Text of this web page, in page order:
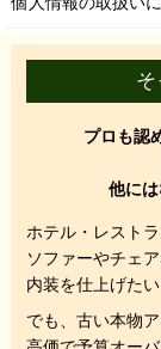
プロも認
他に
ホテル・レスト
ソファーやチェ
内装を仕上げたい
でも、 古い本物